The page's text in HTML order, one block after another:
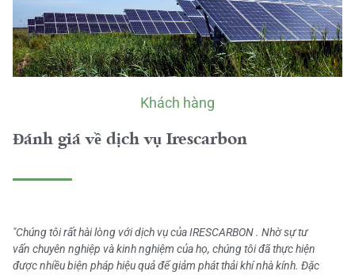
Khách hàng
Đánh giá về dịch vụ Irescarbon
"Chúng tôi rất hài lòng với dịch vụ của IRESCARBON . Nhờ sự tư
vấn chuyên nghiệp và kinh nghiệm của họ, chúng tôi đã thực hiện
được nhiều biện pháp hiệu quả để giảm phát thải khí nhà kính. Đặc